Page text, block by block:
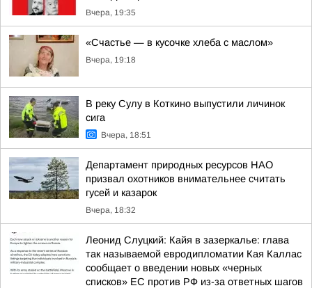
Вчера, 19:35
«Счастье — в кусочке хлеба с маслом»
Вчера, 19:18
В реку Сулу в Коткино выпустили личинок
сига
Вчера, 18:51
Департамент природных ресурсов НАО
призвал охотников внимательнее считать
гусей и казарок
Вчера, 18:32
Леонид Слуцкий: Кайя в зазеркалье: глава
так называемой евродипломатии Кая Каллас
сообщает о введении новых «черных
списков» ЕС против РФ из-за ответных шагов